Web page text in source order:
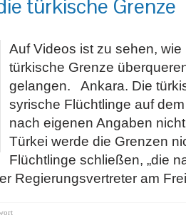
türkische Grenze
Auf Videos ist zu sehen,
türkische Grenze
gelangen. Ankara. Die
syrische Flüchtlinge auf
nach eigenen Angaben
Türkei werde die Grenzen
Flüchtlinge schließen, „die
Regierungsvertreter am